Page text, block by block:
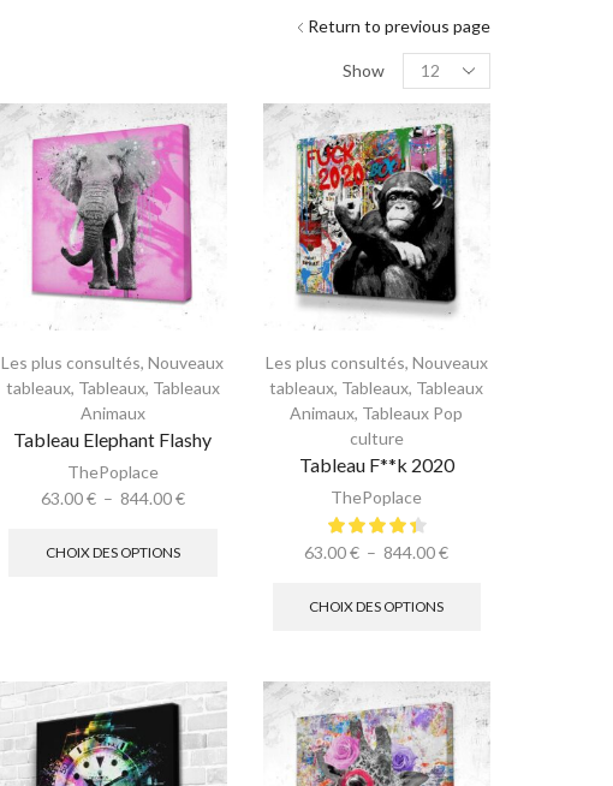
Return to previous page
Show
Les plus consultés,Nouveaux
tableaux, Tableaux, Tableaux
Animaux
Tableau Elephant Flashy
ThePoplace
63.00€ – 844.00€
CHOIX DES OPTIONS
Les plus consultés, Nouveaux
tableaux, Tableaux, Tableaux
Animaux, Tableaux Pop
culture
Tableau F**k 2020
ThePoplace
63.00€ – 844.00€
CHOIX DES OPTIONS